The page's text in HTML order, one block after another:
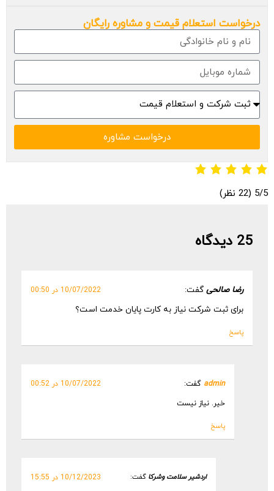
درخواست استعلام قیمت و مشاوره رایگان
درخواست مشاوره
‫5/5
25 دیدگاه
رضا صالحی گفت: 10/07/2022 در 00:50
برای ثبت شرکت نیاز به کارت پایان خدمت است؟
پاسخ
admin گفت: 10/07/2022 در 00:52
خیر. نیاز نیست
پاسخ
اردشیر سلامت وشرکا گفت: 10/12/2023 در 15:55